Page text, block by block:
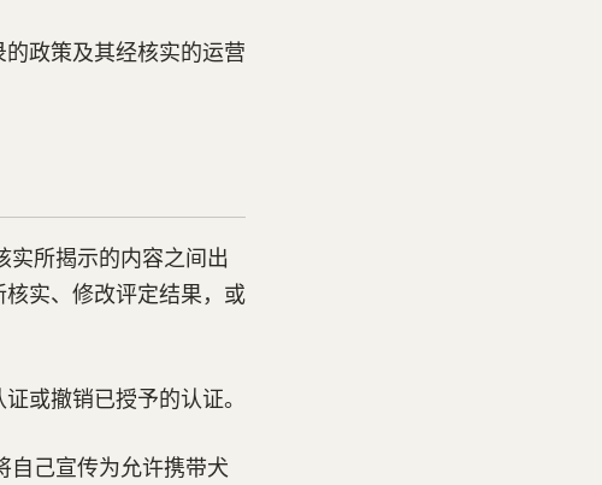
政策及其经核实的运营
实所揭示的内容之间出
实、修改评定结果，或
或撤销已授予的认证。
自己宣传为允许携带犬